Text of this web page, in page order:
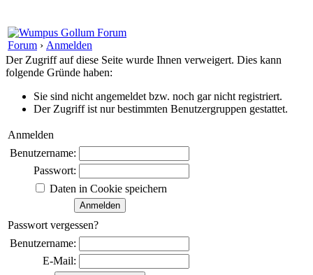
Forum › Anmelden
Der Zugriff auf diese Seite wurde Ihnen verweigert. Dies kann
folgende Gründe haben:
Sie sind nicht angemeldet bzw. noch gar nicht registriert.
Der Zugriff ist nur bestimmten Benutzergruppen gestattet.
Anmelden
Benutzername:
Passwort:
Daten in Cookie speichern
Passwort vergessen?
Benutzername:
E-Mail: